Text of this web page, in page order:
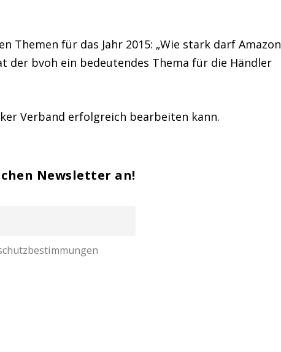
Themen für das Jahr 2015: „Wie stark darf Amazon
der bvoh ein bedeutendes Thema für die Händler
Verband erfolgreich bearbeiten kann.
Newsletter an!